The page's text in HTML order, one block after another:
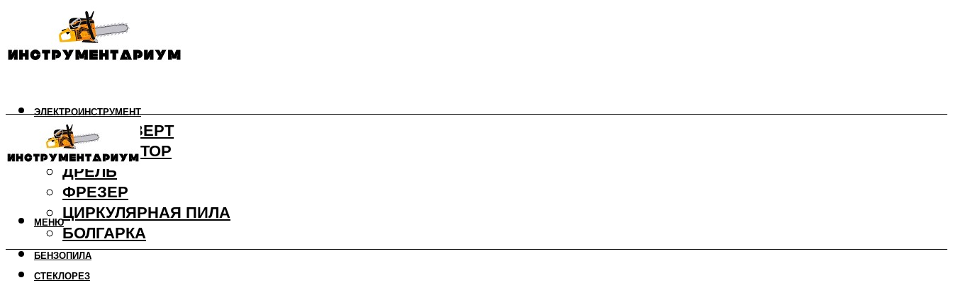
ЭЛЕКТРОИНСТРУМЕНТ
ШУРУПОВЕРТ
ПЕРФОРАТОР
ДРЕЛЬ
ФРЕЗЕР
ЦИРКУЛЯРНАЯ ПИЛА
БОЛГАРКА
БЕНЗОПИЛА
СТЕКЛОРЕЗ
МЕНЮ